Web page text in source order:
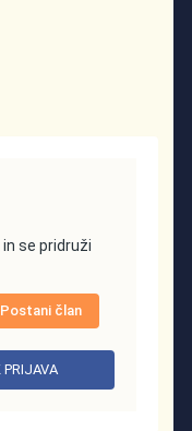
se pridruži
Postani član
PRIJAVA